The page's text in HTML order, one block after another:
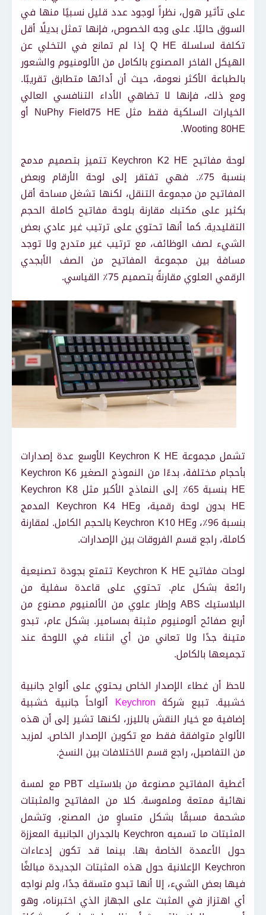
على تأثير هول، نظراً لوجود عدد قليل نسبيًا منها في
السوق حاليًا. على وجه الخصوص، فإنها تمثل بديلًا أقل
تكلفة لسلسلة Q HE إذا لم تمانع في التخلي عن
الهيكل الفاخر المصنوع بالكامل من الألومنيوم والشعور
بالطباعة الأكثر نعومة، حيث أن أدائها متطابق تقريبًا.
ومع ذلك، فإنها لا تضاهي الأداء التنافسي العالي
الخيارات السلكية فقط مثل NuPhy Field75 HE أو
Wooting 80HE.
لوحة مفاتيح Keychron K2 HE تتميز بتصميم مدمج
بنسبة 75٪. فهي تفتقر إلى لوحة الأرقام وبعض
المفاتيح من مجموعة التنقل، لكنها تشغل مساحة أقل
بكثير على مكتبك مقارنة بلوحة مفاتيح كاملة الحجم
التقليدية. كما أنها تحتوي على ترتيب غير عادي بعض
الشيء لصف الوظائف، مع ترتيب غير متدرج ولا توجد
مسافة بين مجموعة المفاتيح من الصف الأبجدي
الرقمي العلوي مقارنةً بتصميم 75٪ القياسي.
تشمل مجموعة Keychron K HE الأوسع عدة إصدارات
بأحجام مختلفة، بدءًا من النموذج الصغير Keychron K6
HE بنسبة 65٪ إلى النماذج الأكبر مثل Keychron K8
HE بدون لوحة رقمية، وKeychron K4 HE المدمج
بنسبة 96٪، وKeychron K10 HE بالحجم الكامل. لمقارنة
كاملة، راجع قسم الفروقات بين الإصدارات.
لوحات مفاتيح Keychron K HE تتمتع بجودة تصنيعية
رائعة بشكل عام. تحتوي على قاعدة سفلية من
البلاستيك ABS وإطار علوي من الألمنيوم مصنوع من
أربع صفائح ألومنيوم مثبتة بمسامير. بشكل عام، تبدو
متينة جدًا ولا تعاني من أي انثناء في اللوحة عند
تجميعها بالكامل.
لاحظ أن غطاء الإصدار الخاص يحتوي على ألواح جانبية
خشبية. تبيع شركة Keychron ألواحاً جانبية خشبية
إضافية مع خيار النقش بالليزر، لكنها تشير إلى أن هذه
الألواح متوافقة فقط مع تكوين الإصدار الخاص. لمزيد
من التفاصيل، راجع قسم الاختلافات بين النسخ.
أغطية المفاتيح مصنوعة من بلاستيك PBT مع لمسة
نهائية ممتعة وملموسة. كلا من المفاتيح والمثبتات
مشحمة مسبقًا بشكل متساوٍ من المصنع، وتشمل
المثبتات ما تسميه Keychron بالجدران الجانبية المعززة
حول الأعمدة الخاصة بها. بينما قد تكون إدعاءات
Keychron الإعلانية حول هذه المثبتات الجديدة مبالغًا
فيها بعض الشيء، إلا أنها تبدو متسقة جدًا، ولم نواجه
أي اهتزاز في المثبت على الجهاز الذي اختبرناه، وهو